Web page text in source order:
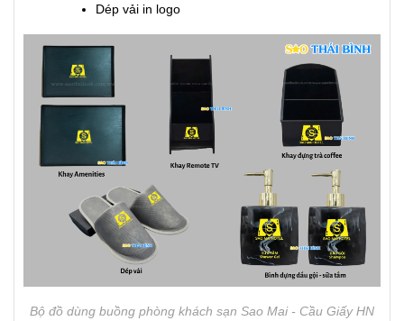
Dép vải in logo
Bộ đồ dùng buồng phòng khách sạn Sao Mai - Cầu Giấy HN